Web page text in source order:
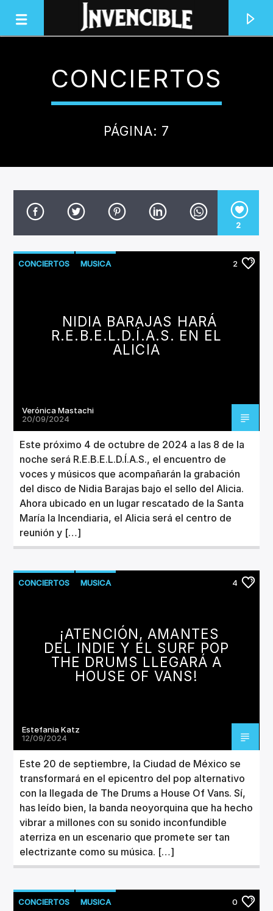
INVENCIBLE RADIO
JUNTOS SOMOS INVENCIBLES
CONCIERTOS
PÁGINA: 7
2
CONCIERTOS MUSICA 2
NIDIA BARAJAS HARÁ
R.E.B.E.L.D.Í.A.S. EN EL
ALICIA
Verónica Mastachi
20/09/2024
Este próximo 4 de octubre de 2024 a las 8 de la
noche será R.E.B.E.L.D.Í.A.S., el encuentro de
voces y músicos que acompañarán la grabación
del disco de Nidia Barajas bajo el sello del Alicia.
Ahora ubicado en un lugar rescatado de la Santa
María la Incendiaria, el Alicia será el centro de
reunión y […]
CONCIERTOS MUSICA 4
¡ATENCIÓN, AMANTES
DEL INDIE Y EL SURF POP
THE DRUMS LLEGARÁ A
HOUSE OF VANS!
Estefania Katz
12/09/2024
Este 20 de septiembre, la Ciudad de México se
transformará en el epicentro del pop alternativo
con la llegada de The Drums a House Of Vans. Sí,
has leído bien, la banda neoyorquina que ha hecho
vibrar a millones con su sonido inconfundible
aterriza en un escenario que promete ser tan
electrizante como su música. […]
CONCIERTOS MUSICA 0